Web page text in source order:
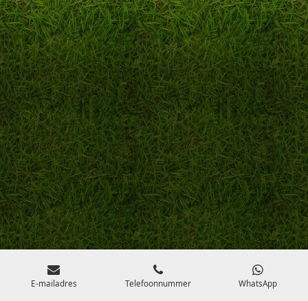
E-mailadres Telefoonnummer WhatsApp